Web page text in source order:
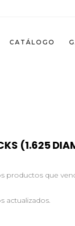
CATÁLOGO
(1.625
productos que
actualizados.